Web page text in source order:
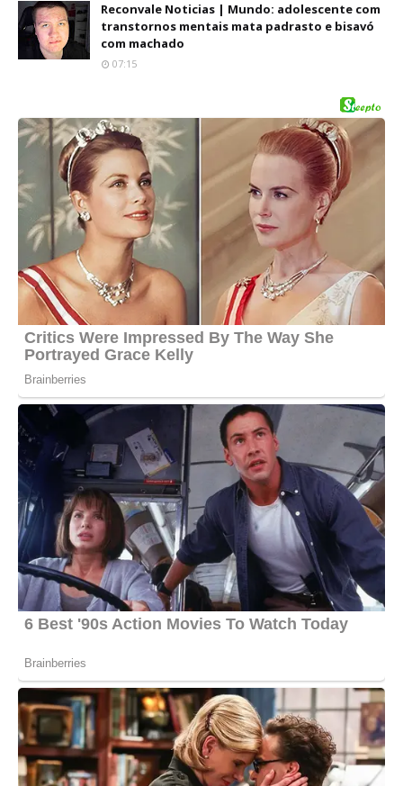
Reconvale Noticias | Mundo: adolescente com
transtornos mentais mata padrasto e bisavó
com machado
07:15